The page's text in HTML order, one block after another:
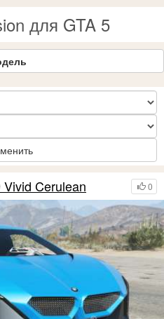
для GTA 5
0
Cerulean